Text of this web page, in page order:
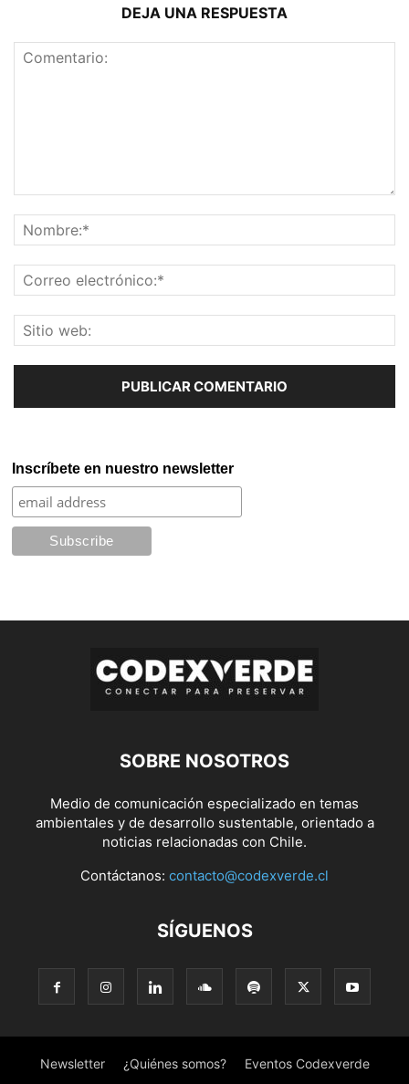
DEJA UNA RESPUESTA
Inscríbete en nuestro newsletter
SOBRE NOSOTROS
Medio de comunicación especializado en temas
ambientales y de desarrollo sustentable, orientado a
noticias relacionadas con Chile.
Contáctanos: contacto@codexverde.cl
SÍGUENOS
Newsletter ¿Quiénes somos? Eventos Codexverde